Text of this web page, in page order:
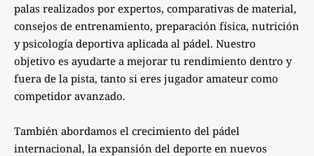
palas realizados por expertos, comparativas de material,
consejos de entrenamiento, preparación física, nutrición
y psicología deportiva aplicada al pádel. Nuestro
objetivo es ayudarte a mejorar tu rendimiento dentro y
fuera de la pista, tanto si eres jugador amateur como
competidor avanzado.
También abordamos el crecimiento del pádel
internacional, la expansión del deporte en nuevos